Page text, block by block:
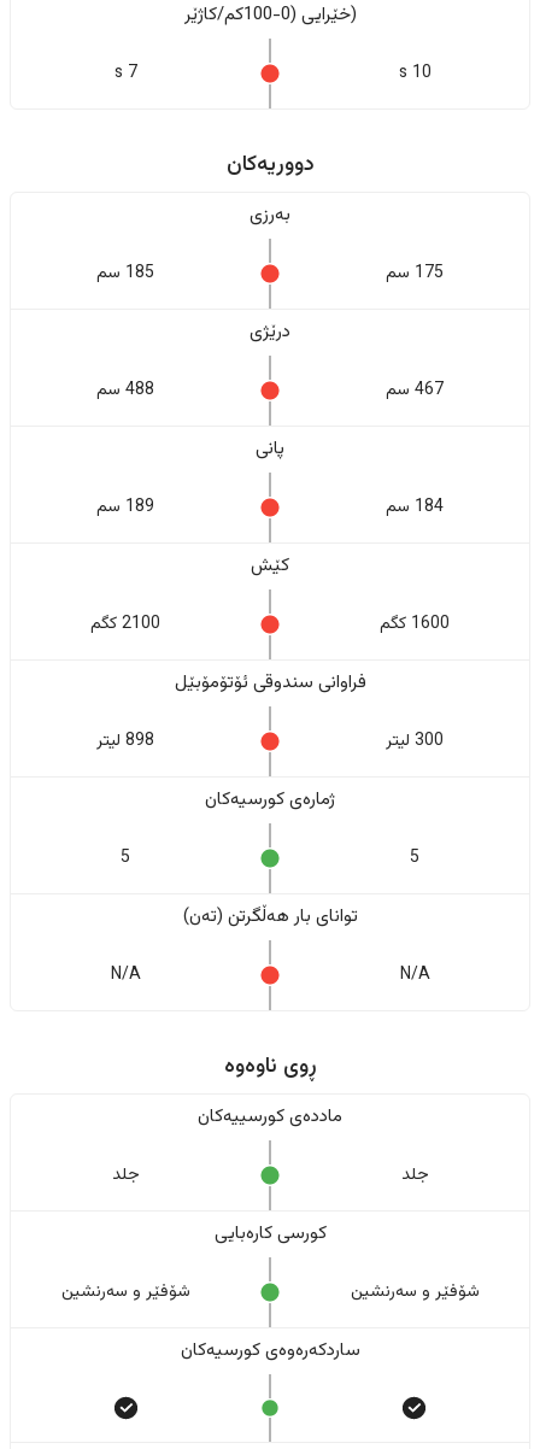
(خێرایی (0-100کم/کاژێر
10 s
7 s
دووریەکان
بەرزی
175 سم 185 سم
درێژی
467 سم 488 سم
پانی
184 سم 189 سم
کێش
1600 کگم 2100 کگم
فراوانی سندوقی ئۆتۆمۆبێل
300 لیتر 898 لیتر
ژمارەی کورسیەکان
5
5
تواناى بار هەڵگرتن (تەن)
N/A
N/A
ڕوی ناوەوە
ماددەی کورسییەکان
جلد جلد
کورسی کارەبایی
شۆفێر و سەرنشین شۆفێر و سەرنشین
ساردکەرەوەی کورسیەکان